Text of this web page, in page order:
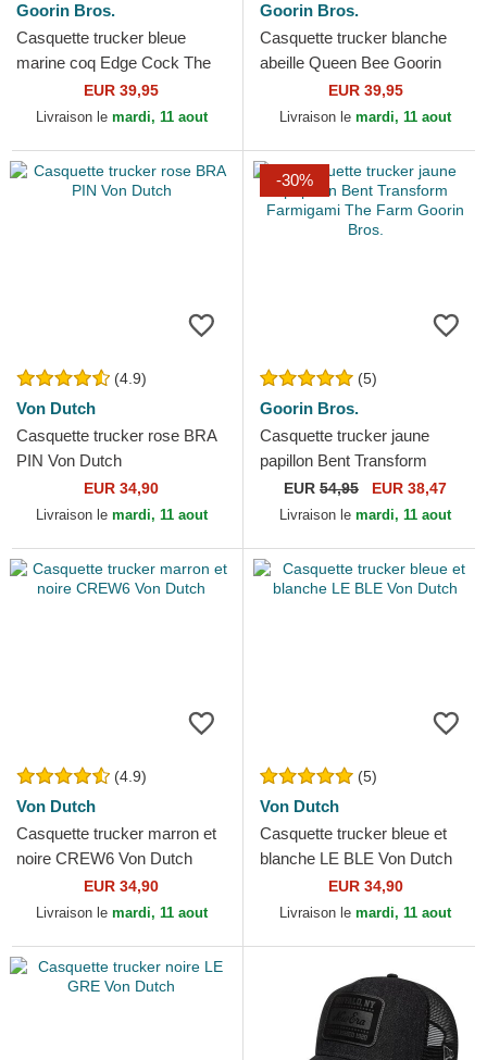
Goorin Bros.
Casquette trucker bleue
marine coq Edge Cock The
Farm Goorin Bros.
EUR 39,95
Livraison le mardi, 11 aout
Goorin Bros.
Casquette trucker blanche
abeille Queen Bee Goorin
EUR 39,95
Livraison le mardi, 11 aout
(4.9)
Von Dutch
Casquette trucker rose BRA
PIN Von Dutch
EUR 34,90
Livraison le mardi, 11 aout
-30%
(5)
Goorin Bros.
Casquette trucker jaune
papillon Bent Transform
Farmigami The Farm Goorin
Bros.
EUR 54,95 EUR 38,47
Livraison le mardi, 11 aout
(4.9)
Von Dutch
Casquette trucker marron et
noire CREW6 Von Dutch
EUR 34,90
Livraison le mardi, 11 aout
(5)
Von Dutch
Casquette trucker bleue et
blanche LE BLE Von Dutch
EUR 34,90
Livraison le mardi, 11 aout